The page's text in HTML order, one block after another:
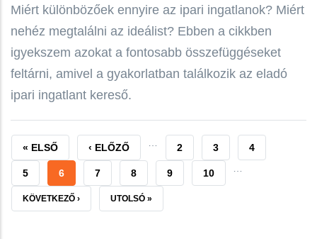
Miért különbözőek ennyire az ipari ingatlanok? Miért
nehéz megtalálni az ideálist? Ebben a cikkben
igyekszem azokat a fontosabb összefüggéseket
feltárni, amivel a gyakorlatban találkozik az eladó
ipari ingatlant kereső.
ELSŐ
OLDAL
« ELSŐ ELŐZŐ
OLDAL
‹ ELŐZŐ … OLDAL
2 OLDAL
3 OLDAL
4
OLDAL
5 JELENLEGI
OLDAL
6 OLDAL
7 OLDAL
8 OLDAL
9 OLDAL
10 …
KÖVETKEZŐ
KÖVETKEZŐ › UTOLSÓ
UTOLSÓ »